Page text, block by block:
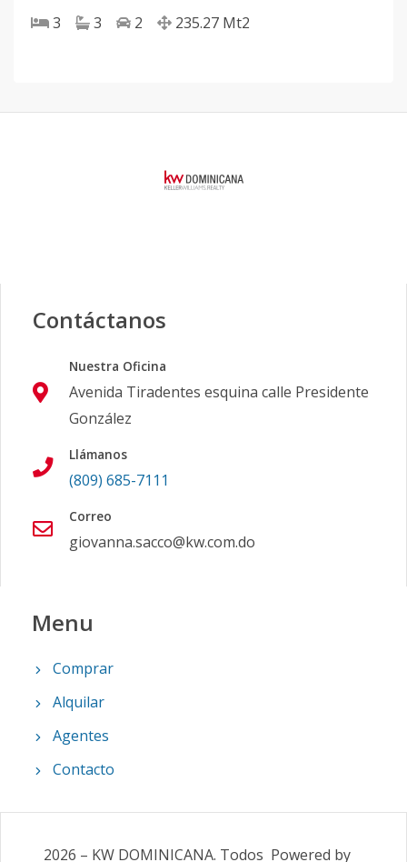
3 3 2 235.27 Mt2
Contáctanos
Nuestra Oficina
Avenida Tiradentes esquina calle Presidente
González
Llámanos
(809) 685-7111
Correo
giovanna.sacco@kw.com.do
Menu
Comprar
Alquilar
Agentes
Contacto
2026 – KW DOMINICANA. Todos Powered by